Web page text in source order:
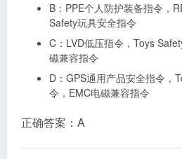
B：PPE个人防护装备指令，
Safety玩具安全指令
C：LVD低压指令，Toys
磁兼容指令
D：GPS通用产品安全指令，
令，EMC电磁兼容指令
正确答案：A